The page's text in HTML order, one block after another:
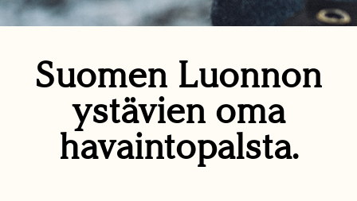
Suomen Luonnon
ystävien oma
havaintopalsta.